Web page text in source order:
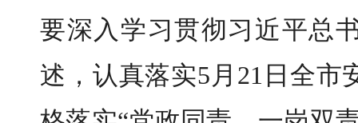
要深入学习贯彻习近平总
述，认真落实5月21日全市